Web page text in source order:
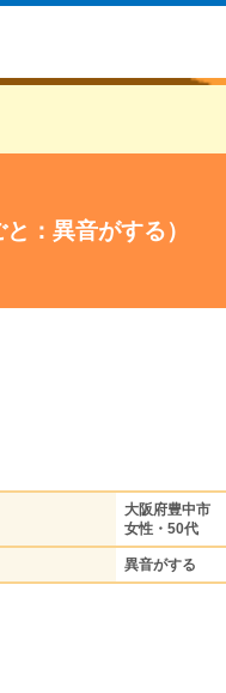
：異音がする）
大阪府豊中市
女性・50代
異音がする